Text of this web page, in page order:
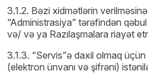
3.1.2. Bəzi xidmətlərin
“Administrasiya” tərəfindən
və/ və ya Razılaşmalara riayət
3.1.3. “Servis”ə daxil olmaq üçün
(elektron ünvanı və şifrəni)